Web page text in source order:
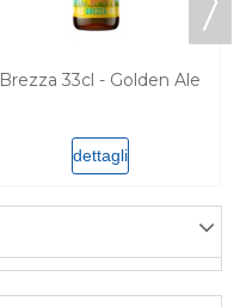
Brezza 33cl - Golden Ale
dettagli